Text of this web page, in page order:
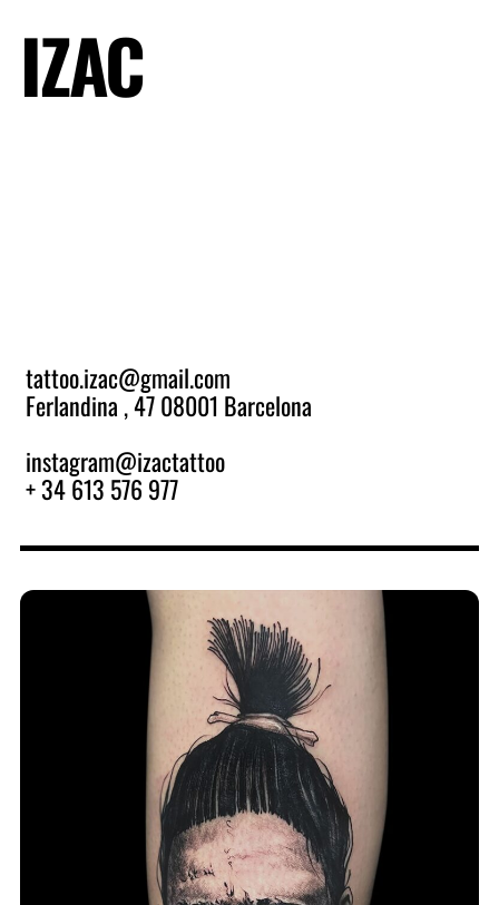
IZAC
tattoo.izac@gmail.com
Ferlandina , 47 08001 Barcelona
instagram@izactattoo
+ 34 613 576 977